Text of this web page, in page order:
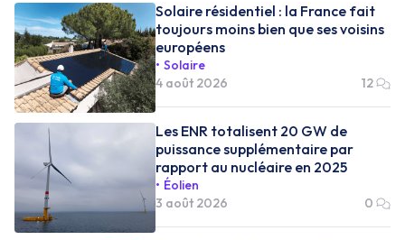
Solaire résidentiel : la France fait
toujours moins bien que ses voisins
européens
Solaire
4 août 2026
12
Les ENR totalisent 20 GW de
puissance supplémentaire par
rapport au nucléaire en 2025
Éolien
3 août 2026
0